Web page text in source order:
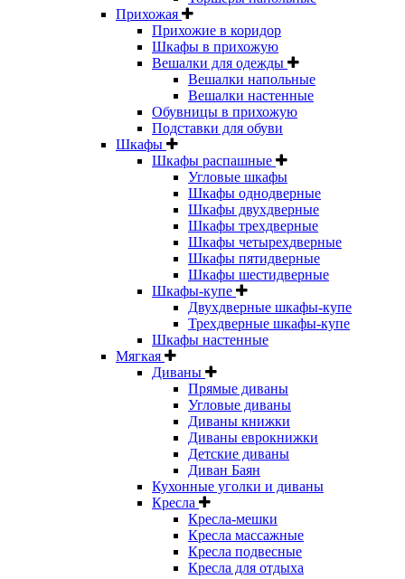
Прихожая
Прихожие в коридор
Шкафы в прихожую
Вешалки для одежды
Вешалки напольные
Вешалки настенные
Обувницы в прихожую
Подставки для обуви
Шкафы
Шкафы распашные
Угловые шкафы
Шкафы однодверные
Шкафы двухдверные
Шкафы трехдверные
Шкафы четырехдверные
Шкафы пятидверные
Шкафы шестидверные
Шкафы-купе
Двухдверные шкафы-купе
Трехдверные шкафы-купе
Шкафы настенные
Мягкая
Диваны
Прямые диваны
Угловые диваны
Диваны книжки
Диваны еврокнижки
Детские диваны
Диван Баян
Кухонные уголки и диваны
Кресла
Кресла-мешки
Кресла массажные
Кресла подвесные
Кресла для отдыха